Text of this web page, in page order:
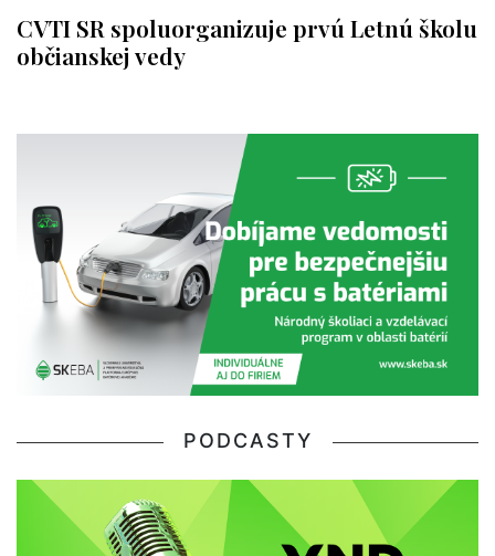
CVTI SR spoluorganizuje prvú Letnú školu
občianskej vedy
PODCASTY